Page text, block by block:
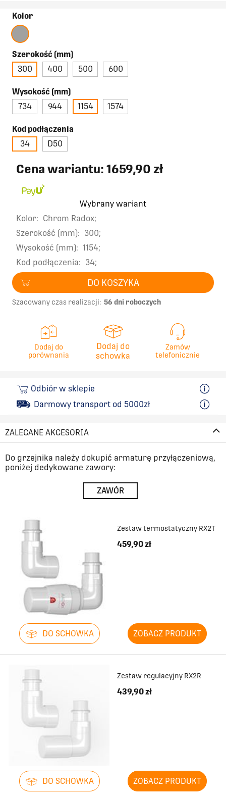
Kolor
Szerokość (mm)
300
400 500 600
Wysokość (mm)
734
944 1154 1574
Kod podłączenia
34
D50
Cena wariantu: 1659,90 zł
Wybrany wariant
Kolor: Chrom Radox;
Szerokość (mm): 300;
Wysokość (mm): 1154;
Kod podłączenia: 34;
DO KOSZYKA
Szacowany czas realizacji: 56 dni roboczych
Dodaj do
porównania
Dodaj do
schowka
Zamów
telefonicznie
Odbiór w sklepie
Darmowy transport od 5000zł
ZALECANE AKCESORIA
Do grzejnika należy dokupić armaturę przyłączeniową,
poniżej dedykowane zawory:
ZAWÓR
Zestaw termostatyczny RX2T
459,90 zł
DO SCHOWKA ZOBACZ PRODUKT
Zestaw regulacyjny RX2R
439,90 zł
DO SCHOWKA ZOBACZ PRODUKT